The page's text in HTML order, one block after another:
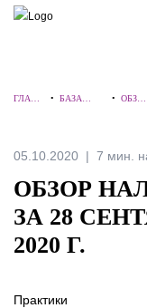
ПОИСК ПО
ГЛАВН
•БАЗА
• ОБЗО
05.10.2020 7 мин.
ОБЗОР
ЗА 28
2020 Г.
Практики